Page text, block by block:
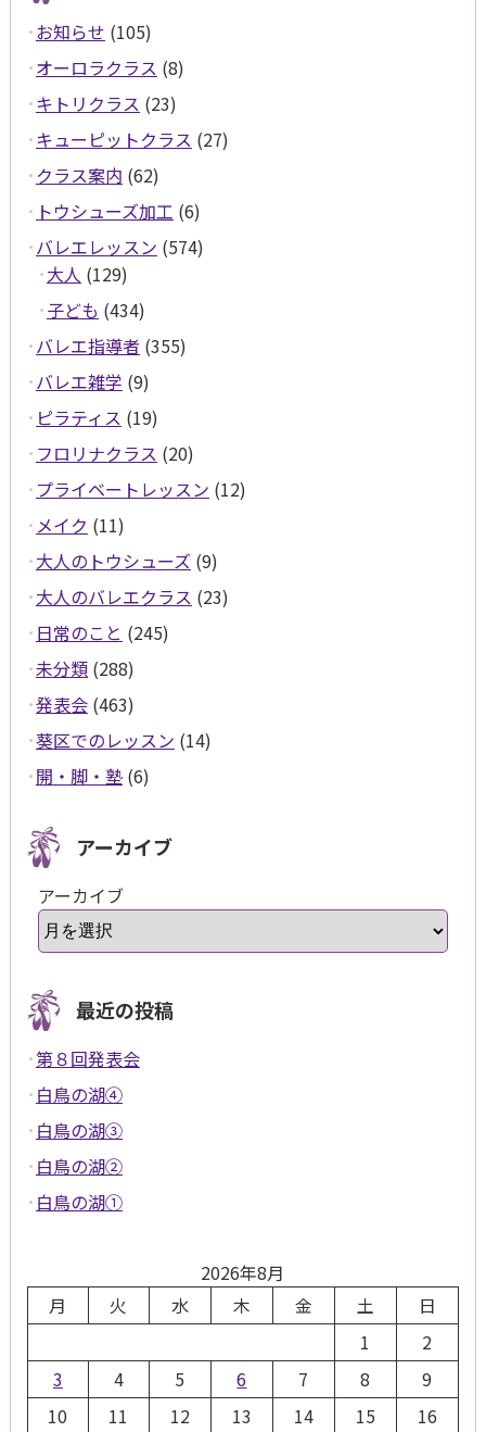
お知らせ (105)
オーロラクラス (8)
キトリクラス (23)
キューピットクラス (27)
クラス案内 (62)
トウシューズ加工 (6)
バレエレッスン (574)
大人 (129)
子ども (434)
バレエ指導者 (355)
バレエ雑学 (9)
ピラティス (19)
フロリナクラス (20)
プライベートレッスン (12)
メイク (11)
大人のトウシューズ (9)
大人のバレエクラス (23)
日常のこと (245)
未分類(288)
発表会(463)
葵区でのレッスン (14)
開・脚・塾(6)
アーカイブ
アーカイブ
最近の投稿
第８回発表会
白鳥の湖④
白鳥の湖③
白鳥の湖②
白鳥の湖①
2026年8月
月
火 水 木 金 土
日
1
2
3
4 5 6 7 8
9
10
11 12 13 14 15 16